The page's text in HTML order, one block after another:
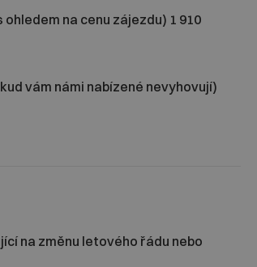
na cenu zájezdu) 1 910
vám námi nabízené nevyhovují)
na změnu letového řádu nebo